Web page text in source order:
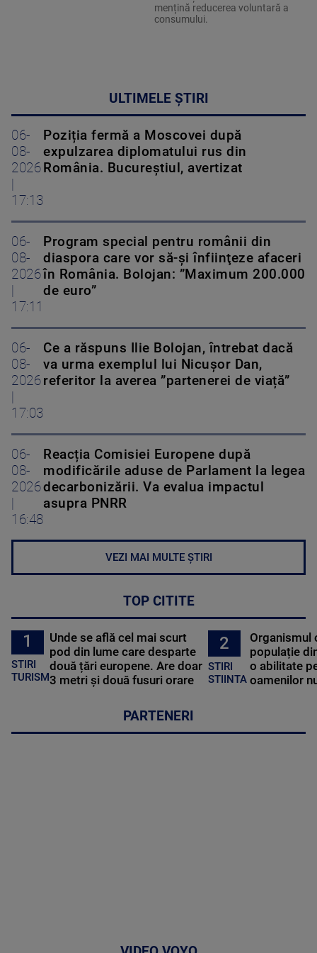
mențină reducerea voluntară a
consumului.
ULTIMELE ȘTIRI
06-
08-
2026
17:13
Poziția fermă a Moscovei după
expulzarea diplomatului rus din
România. Bucureștiul, avertizat
06-
08-
2026
17:11
Program special pentru românii din
diaspora care vor să-şi înfiinţeze afaceri
în România. Bolojan: ”Maximum 200.000
de euro”
06-
08-
2026
17:03
Ce a răspuns Ilie Bolojan, întrebat dacă
va urma exemplul lui Nicușor Dan,
referitor la averea ”partenerei de viață”
06-
08-
2026
16:48
Reacția Comisiei Europene după
modificările aduse de Parlament la legea
decarbonizării. Va evalua impactul
asupra PNRR
VEZI MAI MULTE ȘTIRI
TOP CITITE
1
STIRI
TURISM
Unde se află cel mai scurt
pod din lume care desparte
două țări europene. Are doar
3 metri și două fusuri orare
2
STIRI
STIINTA
Organismul
populație
o abilitate
oamenilor
PARTENERI